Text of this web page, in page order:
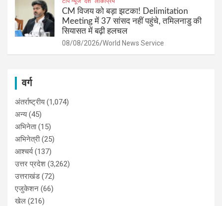
CM विजय को बड़ा झटका! Delimitation
Meeting में 37 सांसद नहीं पहुंचे, तमिलनाडु की
सियासत में बढ़ी हलचल
08/08/2026 World News Service
वर्ग
अंतर्राष्ट्रीय(1,074)
अन्य(45)
अभिनेता(15)
अभिनेत्री(25)
आश्चर्य(137)
उत्तर प्रदेश (3,262)
उत्तराखंड(72)
एजुकेशन (66)
खेल (216)